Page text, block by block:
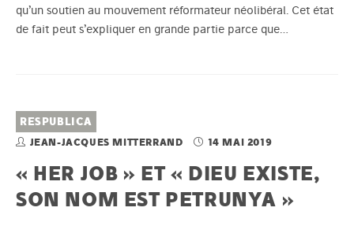
qu’un soutien au mouvement réformateur néolibéral. Cet état
de fait peut s’expliquer en grande partie parce que…
RESPUBLICA
JEAN-JACQUES MITTERRAND 14 MAI 2019
« HER JOB » ET « DIEU EXISTE,
SON NOM EST PETRUNYA »